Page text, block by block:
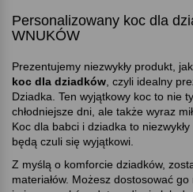
Personalizowany koc dla
WNUKÓW
Prezentujemy niezwykły produkt,
koc dla dziadków , czyli idealny
Dziadka. Ten wyjątkowy koc to nie
chłodniejsze dni, ale także wyraz
Koc dla babci i dziadka to
będą czuli się wyjątkowi.
Z myślą o komforcie dziadków,
materiałów. Możesz dostosować